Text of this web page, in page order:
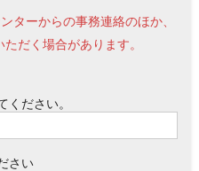
ターからの事務連絡のほか、
だく場合があります。
ださい。
さい